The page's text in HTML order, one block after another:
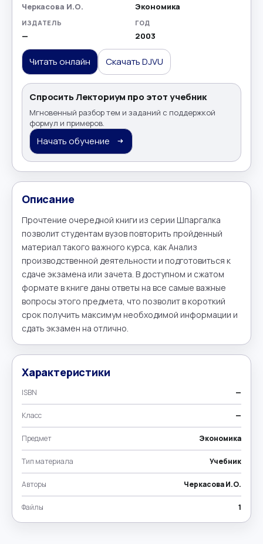
Черкасова И.О. Экономика
ИЗДАТЕЛЬ
—
ГОД
2003
Читать онлайн Скачать DJVU
Спросить Лекториум про этот учебник
Мгновенный разбор тем и заданий с поддержкой
формул и примеров.
Начать обучение
Описание
Прочтение очередной книги из серии Шпаргалка
позволит студентам вузов повторить пройденный
материал такого важного курса, как Анализ
производственной деятельности и подготовиться к
сдаче экзамена или зачета. В доступном и сжатом
формате в книге даны ответы на все самые важные
вопросы этого предмета, что позволит в короткий
срок получить максимум необходимой информации и
сдать экзамен на отлично.
Характеристики
ISBN —
Класс —
Предмет Экономика
Тип материала Учебник
Авторы Черкасова И.О.
Файлы 1